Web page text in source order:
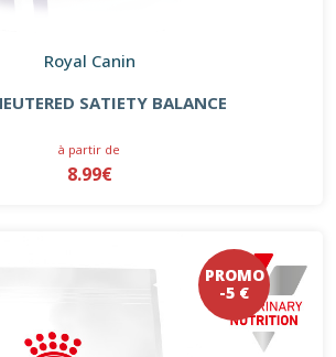
Royal Canin
SATIETY BALANCE
à partir de
8.99€
PROMO
-5 €